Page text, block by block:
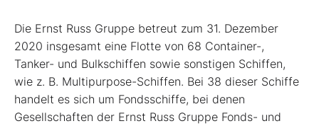
Die Ernst Russ Gruppe betreut zum 31. Dezember
2020 insgesamt eine Flotte von 68 Container-,
Tanker- und Bulkschiffen sowie sonstigen Schiffen,
wie z. B. Multipurpose-Schiffen. Bei 38 dieser Schiffe
handelt es sich um Fondsschiffe, bei denen
Gesellschaften der Ernst Russ Gruppe Fonds- und